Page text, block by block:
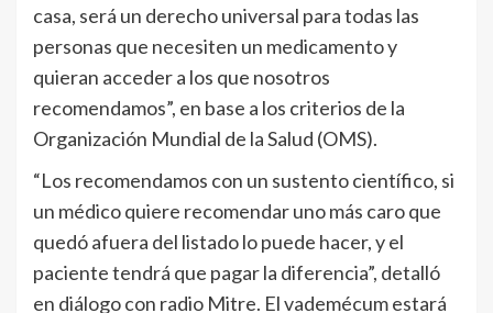
casa, será un derecho universal para todas las
personas que necesiten un medicamento y
quieran acceder a los que nosotros
recomendamos”, en base a los criterios de la
Organización Mundial de la Salud (OMS).
“Los recomendamos con un sustento científico, si
un médico quiere recomendar uno más caro que
quedó afuera del listado lo puede hacer, y el
paciente tendrá que pagar la diferencia”, detalló
en diálogo con radio Mitre. El vademécum estará